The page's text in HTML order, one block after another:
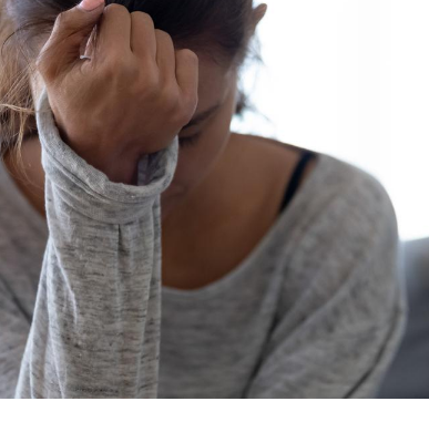
passe-
la
1
les os
ce qui
en
La sieste empêche-t-elle
de dormir la nuit ?
VIH : la fin du comprimé
tous les jours se profile-t-
elle enfin ?
Pourquoi votre ventre
gâche-t-il les premiers
jours de vos vacances ?